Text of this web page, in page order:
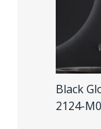
Black
2124-